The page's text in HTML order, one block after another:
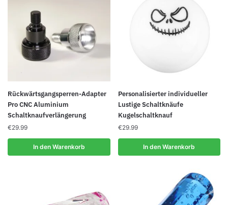
Produktseite
gewählt
werden
Rückwärtsgangsperren-Adapter
Pro CNC Aluminium
Schaltknaufverlängerung
€29.99
In den Warenkorb
Personalisierter individueller
Lustige Schaltknäufe
Kugelschaltknauf
€29.99
In den Warenkorb